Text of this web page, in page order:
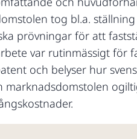
tog bl.a.
prövningar för att
var rutinmässigt för
och belyser hur
marknadsdomstolen